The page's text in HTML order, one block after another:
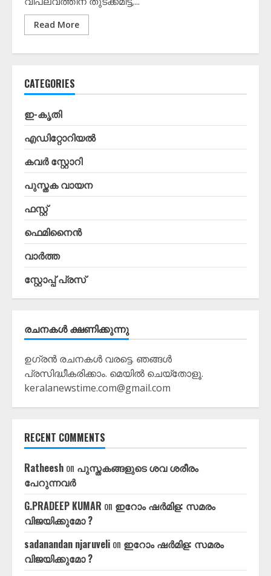
Read More
CATEGORIES
ഇ-കൃതി
എഡിറ്റോറിയൽ
കവർ സ്റ്റോറി
പുസ്തക വായന
ഫസ്റ്റ്
ഫെമിനൈൻ
വാർത്ത
സ്റ്റോപ്പ്‌ പ്രസ്‌
രചനകൾ ക്ഷണിക്കുന്നു
ഉഗ്രൻ രചനകൾ വരട്ടെ. ഞങ്ങൾ
പ്രസിദ്ധീകരിക്കാം. മെയിൽ ചെയ്തോളൂ.
keralanewstime.com@gmail.com
RECENT COMMENTS
Ratheesh on പുസ്തകങ്ങളുടെ ശവ ശരീരം
പേറുന്നവർ
G.PRADEEP KUMAR on ഇറോം ഷർമിള: സമരം
വിജയിക്കുമോ ?
sadanandan njaruveli on ഇറോം ഷർമിള: സമരം
വിജയിക്കുമോ ?